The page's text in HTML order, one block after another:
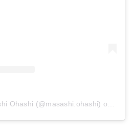
Ohashi (@masashi.ohashi) on